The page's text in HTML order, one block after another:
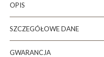
OPIS
SZCZEGÓŁOWE DANE
GWARANCJA